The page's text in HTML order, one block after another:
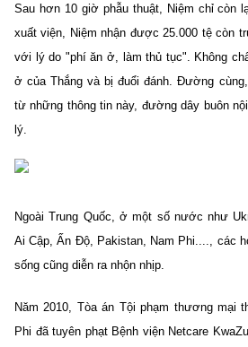
Sau hơn 10 giờ phẫu thuật, Niệm chỉ còn
xuất viện, Niệm nhận được 25.000 tệ còn
với lý do "phí ăn ở, làm thủ tục". Không
ở của Thắng và bị đuổi đánh. Đường
từ những thông tin này, đường dây buôn
lý.
Ngoài Trung Quốc, ở một số nước như
Ai Cập, Ấn Độ, Pakistan, Nam Phi...., các
sống cũng diễn ra nhộn nhịp.
Năm 2010, Tòa án Tội phạm thương mại
Phi đã tuyên phạt Bệnh viện Netcare